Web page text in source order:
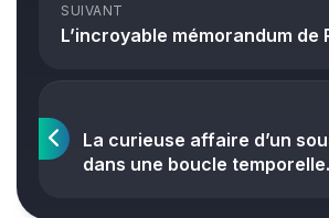
SUIVANT
L’incroyable mémorandum de
La curieuse affaire d’un
dans une boucle